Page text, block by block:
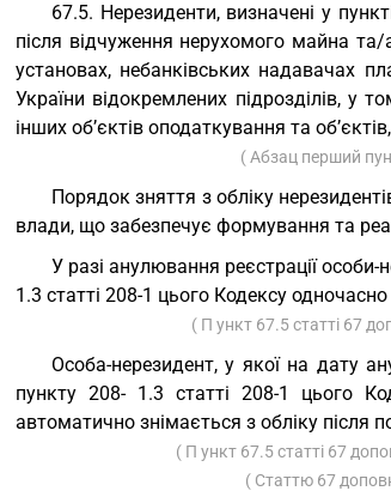
67.5. Нерезиденти, визначені у
після відчуження нерухомого майна та/
установах, небанківських надавачах
України відокремлених підрозділів, у
інших об’єктів оподаткування та
( Абзац перший
Порядок зняття з обліку
влади, що забезпечує формування та
У разі анулювання реєстрації
1.3 статті 208-1 цього Кодексу
( П ункт 67.5 статті 67
Особа-нерезидент, у якої на дату
пункту 208- 1.3 статті 208-1 цього
автоматично знімається з обліку після
( П ункт 67.5 статті 67
( Статтю 67